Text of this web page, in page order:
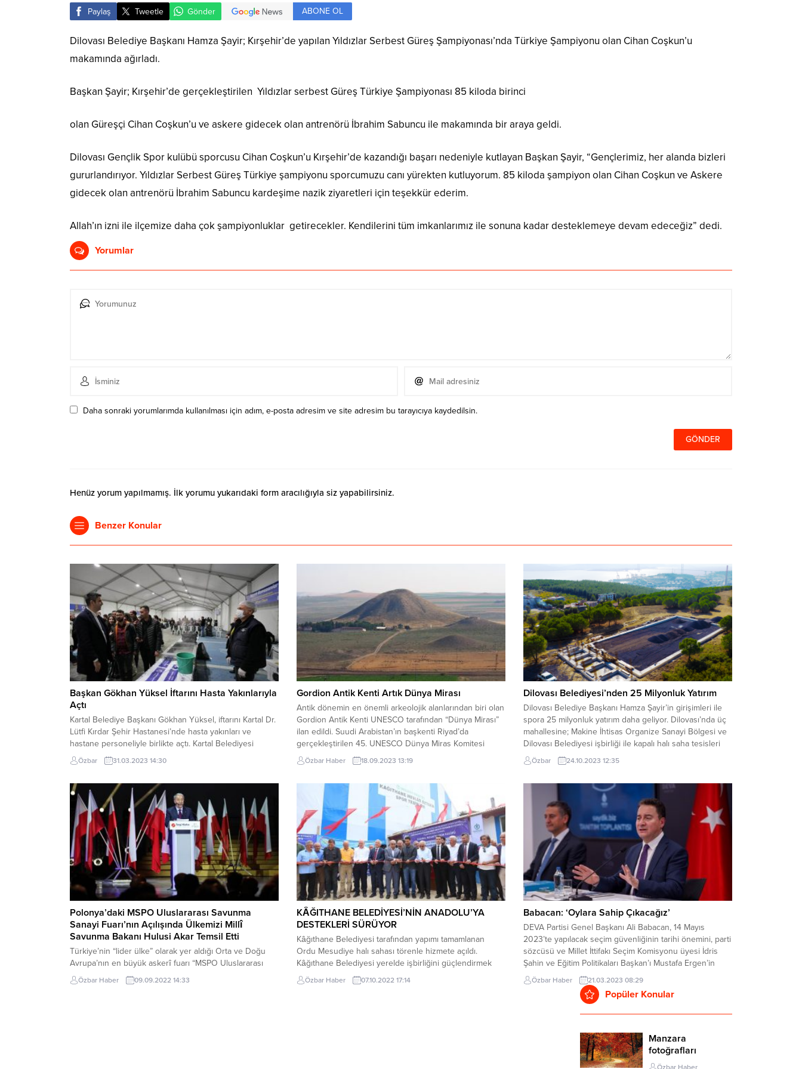
Paylaş Tweetle Gönder ABONE OL
Dilovası Belediye Başkanı Hamza Şayir; Kırşehir’de yapılan Yıldızlar Serbest Güreş Şampiyonası’nda Türkiye Şampiyonu olan Cihan Coşkun’u
makamında ağırladı.
Başkan Şayir; Kırşehir’de gerçekleştirilen Yıldızlar serbest Güreş Türkiye Şampiyonası 85 kiloda birinci
olan Güreşçi Cihan Coşkun’u ve askere gidecek olan antrenörü İbrahim Sabuncu ile makamında bir araya geldi.
Dilovası Gençlik Spor kulübü sporcusu Cihan Coşkun’u Kırşehir’de kazandığı başarı nedeniyle kutlayan Başkan Şayir, “Gençlerimiz, her alanda bizleri
gururlandırıyor. Yıldızlar Serbest Güreş Türkiye şampiyonu sporcumuzu canı yürekten kutluyorum. 85 kiloda şampiyon olan Cihan Coşkun ve Askere
gidecek olan antrenörü İbrahim Sabuncu kardeşime nazik ziyaretleri için teşekkür ederim.
Allah’ın izni ile ilçemize daha çok şampiyonluklar getirecekler. Kendilerini tüm imkanlarımız ile sonuna kadar desteklemeye devam edeceğiz” dedi.
Yorumlar
Daha sonraki yorumlarımda kullanılması için adım, e-posta adresim ve site adresim bu tarayıcıya kaydedilsin.
Henüz yorum yapılmamış. İlk yorumu yukarıdaki form aracılığıyla siz yapabilirsiniz.
Benzer Konular
Başkan Gökhan Yüksel İftarını Hasta Yakınlarıyla
Açtı
Kartal Belediye Başkanı Gökhan Yüksel, iftarını Kartal Dr.
Lütfi Kırdar Şehir Hastanesi’nde hasta yakınları ve
hastane personeliyle birlikte açtı. Kartal Belediyesi
tarafından kurulan iftar çadırında hazırlanan sofraya
misafir olan Başkan Yüksel, vatandaşlarla sohbet edip,
Kartal’da kurulan iftar çadırının yanı sıra Hatay’da da
iftar...
Özbar 31.03.2023 14:30
Gordion Antik Kenti Artık Dünya Mirası
Antik dönemin en önemli arkeolojik alanlarından biri olan
Gordion Antik Kenti UNESCO tarafından “Dünya Mirası”
ilan edildi. Suudi Arabistan’ın başkenti Riyad’da
gerçekleştirilen 45. UNESCO Dünya Miras Komitesi
toplantısında bugün alınan kararla Gordion artık bir
dünya mirası olarak korunacak. Kültür ve Turizm Bakanı
duyurduğu bu...
Özbar Haber 18.09.2023 13:19
Dilovası Belediyesi’nden 25 Milyonluk Yatırım
Dilovası Belediye Başkanı Hamza Şayir’in girişimleri ile
spora 25 milyonluk yatırım daha geliyor. Dilovası’nda üç
mahallesine; Makine İhtisas Organize Sanayi Bölgesi ve
Dilovası Belediyesi işbirliği ile kapalı halı saha tesisleri
kazandırılacak. Dilovası Belediye Başkanı Hamza Şayir’in
gençlere ve spora verdiği destek her geçen gün artarak
Özbar 24.10.2023 12:35
Polonya’daki MSPO Uluslararası Savunma
Sanayi Fuarı’nın Açılışında Ülkemizi Millî
Savunma Bakanı Hulusi Akar Temsil Etti
Türkiye’nin “lider ülke” olarak yer aldığı Orta ve Doğu
Avrupa’nın en büyük askerî fuarı “MSPO Uluslararası
Savunma Sanayi Fuarı” düzenlenen törenle açıldı.
Türkiye’nin Bakan Akar tarafından temsil edildiği tören,
Özbar Haber 09.09.2022 14:33
KÂĞITHANE BELEDİYESİ’NİN ANADOLU’YA
DESTEKLERİ SÜRÜYOR
Kâğıthane Belediyesi tarafından yapımı tamamlanan
Ordu Mesudiye halı sahası törenle hizmete açıldı.
Kâğıthane Belediyesi yerelde işbirliğini güçlendirmek
adına Anadolu şehirleriyle ortak projeler üretmeye
devam ediyor. Kâğıthane’nin kardeş ilçesi Ordu
Özbar Haber 07.10.2022 17:14
Babacan: ‘Oylara Sahip Çıkacağız’
DEVA Partisi Genel Başkanı Ali Babacan, 14 Mayıs
2023’te yapılacak seçim güvenliğinin tarihi önemini, parti
sözcüsü ve Millet İttifakı Seçim Komisyonu üyesi İdris
Şahin ve Eğitim Politikaları Başkan’ı Mustafa Ergen’in
katılımı ile DEVA Partisi Genel Merkezi’nde düzenlenen
basın toplantısında değerlendirdi. Şeffaf ve demokratik
bir seçim sürecini takip etmek amacıyla
Özbar Haber 21.03.2023 08:29
Popüler Konular
Manzara
fotoğrafları
Özbar Haber